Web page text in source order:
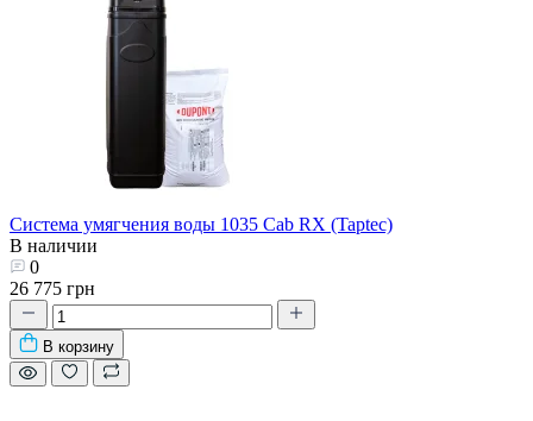
Система умягчения воды 1035 Cab RX (Taptec)
В наличии
0
26 775 грн
В корзину